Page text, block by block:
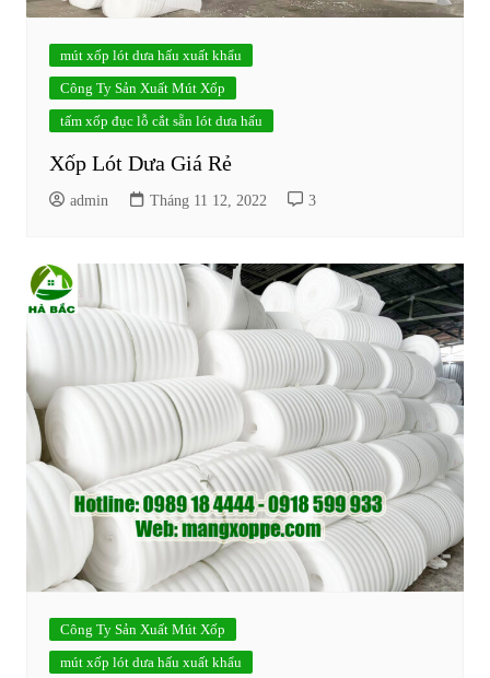
mút xốp lót dưa hấu xuất khẩu
Công Ty Sản Xuất Mút Xốp
tấm xốp đục lỗ cắt sẵn lót dưa hấu
Xốp Lót Dưa Giá Rẻ
admin Tháng 11 12, 2022 3
Công Ty Sản Xuất Mút Xốp
mút xốp lót dưa hấu xuất khẩu